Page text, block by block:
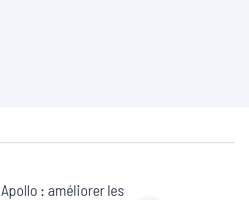
Apollo : améliorer les